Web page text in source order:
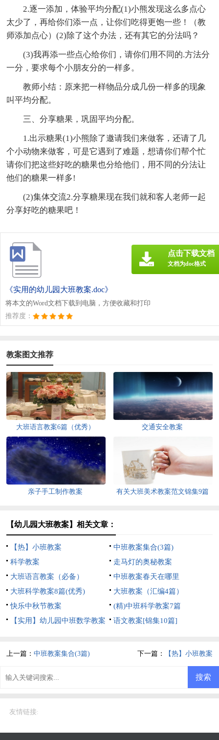
2.逐一添加，体验平均分配(1)小熊发现这么多点心
太少了，再给你们添一点，让你们吃得更饱一些！（教
师添加点心）(2)除了这个办法，还有其它的分法吗？
(3)我再添一些点心给你们，请你们用不同的.方法分
一分，要求每个小朋友分的一样多。
教师小结：原来把一样物品分成几份一样多的现象
叫平均分配。
三、分享糖果，巩固平均分配。
1.出示糖果(1)小熊除了邀请我们来做客，还请了几
个小动物来做客，可是它遇到了难题，想请你们帮个忙
请你们把这些好吃的糖果也分给他们，用不同的分法让
他们的糖果一样多!
(2)集体交流2.分享糖果现在我们就和客人老师一起
分享好吃的糖果吧！
《实用的幼儿园大班教案.doc》
将本文的Word文档下载到电脑，方便收藏和打印
推荐度：
点击下载文档
文档为doc格式
教案图文推荐
大班语言教案6篇（优秀） 交通安全教案
亲子手工制作教案 有关大班美术教案范文锦集9篇
【幼儿园大班教案】相关文章：
【热】小班教案
中班教案集合(3篇)
科学教案
走马灯的奥秘教案
大班语言教案（必备）
中班教案春天在哪里
大班科学教案8篇(优秀)
大班教案（汇编4篇）
快乐中秋节教案
(精)中班科学教案7篇
【实用】幼儿园中班数学教案
语文教案[锦集10篇]
上一篇：中班教案集合(3篇) 下一篇： 【热】小班教案
友情链接: